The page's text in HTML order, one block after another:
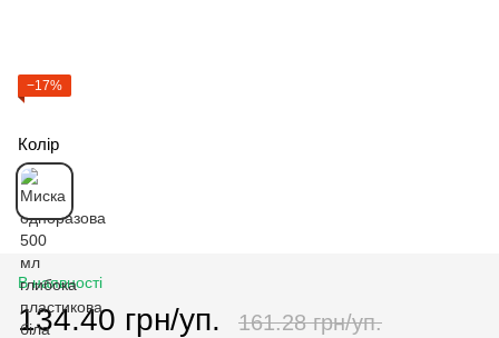
−17%
Колір
В наявності
134.40 грн/уп. 161.28 грн/уп.